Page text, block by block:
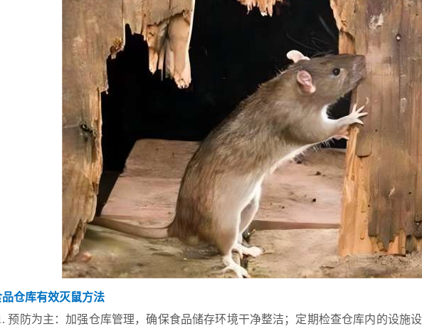
品仓库有效灭鼠方法
预防为主：加强仓库管理，确保食品储存环境干净整洁；定期检查仓库内的设施